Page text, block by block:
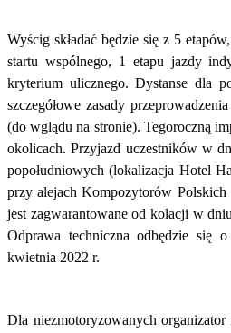
Wyścig składać będzie się z 5
startu wspólnego, 1 etapu jazdy
kryterium ulicznego. Dystanse dla
szczegółowe zasady
(do wglądu na stronie). Tegoroczną
okolicach. Przyjazd uczestników w
popołudniowych (lokalizacja Hotel
przy alejach Kompozytorów
jest zagwarantowane od kolacji w
Odprawa techniczna odbędzie się
kwietnia 2022 r.
Dla niezmotoryzowanych